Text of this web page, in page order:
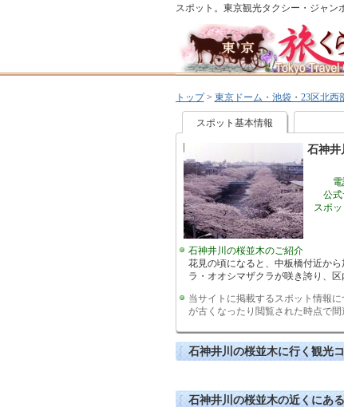
スポット。東京観光タクシー・ジャン
トップ> 東京ドーム・池袋・23区北西
スポット基本情報
石神井
公式
スポ
石神井川の桜並木のご紹介
花見の頃になると、中板橋付近か
ラ・オオシマザクラが咲き誇り、
当サイトに掲載するスポット情報
が古くなったり閲覧された時点で
石神井川の桜並木に行く観光
石神井川の桜並木の近くにあ